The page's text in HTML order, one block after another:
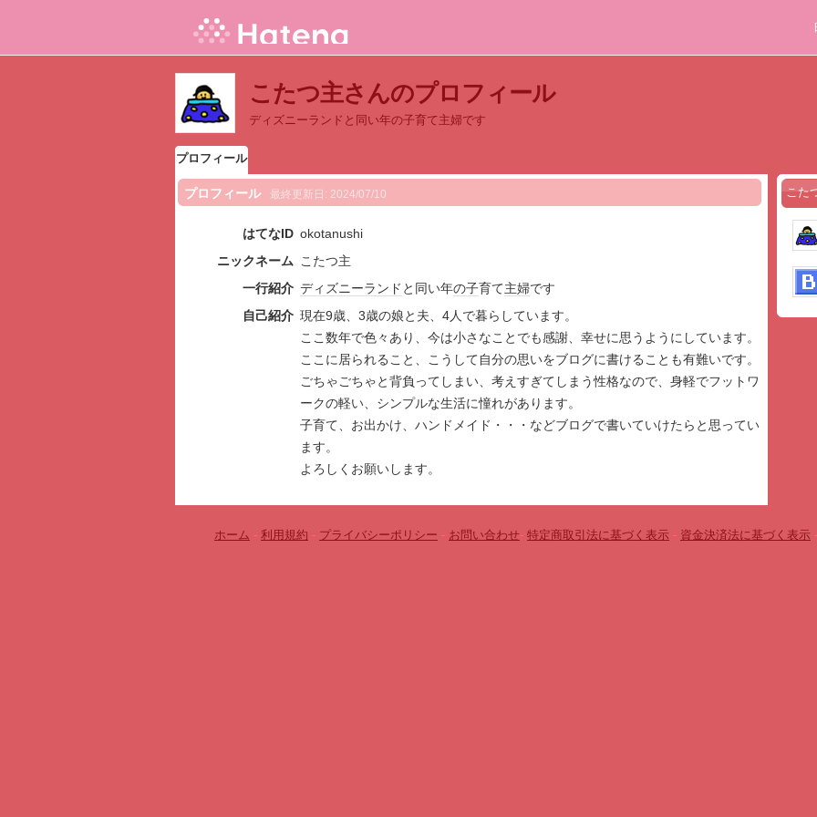
こたつ主さんのプロフィール
ディズニーランドと同い年の子育て主婦です
プロフィール
プロフィール 最終更新日: 2024/07/10
はてなID okotanushi
ニックネーム こたつ主
一行紹介 ディズニーランド と同い年の子育て主婦です
自己紹介 現在9歳、3歳の娘と夫、4人で暮らしています。
ここ数年で色々あり、今は小さなことでも感謝、幸せに思うようにしています。
ここに居られること、こうして自分の思いをブログに書けることも有難いです。
ごちゃごちゃと背負ってしまい、考えすぎてしまう性格なので、身軽でフットワ
ークの軽い、シンプルな生活に憧れがあります。
子育て、お出かけ、ハンドメイド・・・などブログで書いていけたらと思ってい
ます。
よろしくお願いします。
こた
ホーム - 利用規約 - プライバシーポリシー - お問い合わせ- 特定商取引法に基づく表示 - 資金決済法に基づく表示 -